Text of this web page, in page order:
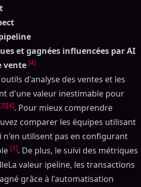
et gagnées influencées par AI
vente [4]
outils d'analyse des ventes et les
d'une valeur inestimable pour
[3][4]. Pour mieux comprendre
comparer les équipes utilisant
n'en utilisent pas en configurant
[3]. De plus, le suivi des métriques
valeur ipeline, les transactions
grâce à l'automatisation